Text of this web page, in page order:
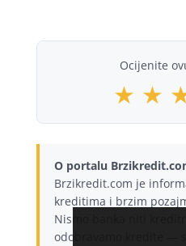
Ocijenite
★ ★
O portalu
Brzikredit.com je
kreditima i brzim
Nismo banka niti
odobravamo kredite —